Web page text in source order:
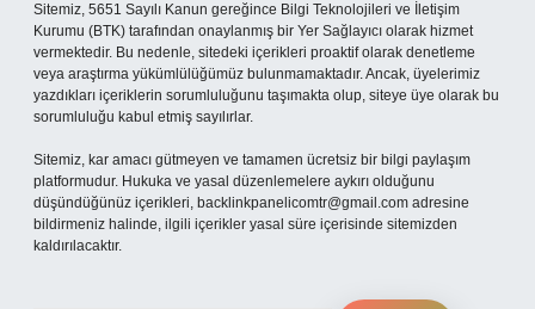
Sitemiz, 5651 Sayılı Kanun gereğince Bilgi Teknolojileri ve İletişim
Kurumu (BTK) tarafından onaylanmış bir Yer Sağlayıcı olarak hizmet
vermektedir. Bu nedenle, sitedeki içerikleri proaktif olarak denetleme
veya araştırma yükümlülüğümüz bulunmamaktadır. Ancak, üyelerimiz
yazdıkları içeriklerin sorumluluğunu taşımakta olup, siteye üye olarak bu
sorumluluğu kabul etmiş sayılırlar.
Sitemiz, kar amacı gütmeyen ve tamamen ücretsiz bir bilgi paylaşım
platformudur. Hukuka ve yasal düzenlemelere aykırı olduğunu
düşündüğünüz içerikleri, backlinkpanelicomtr@gmail.com adresine
bildirmeniz halinde, ilgili içerikler yasal süre içerisinde sitemizden
kaldırılacaktır.